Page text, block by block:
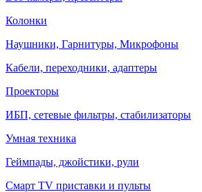
Колонки
Наушники, Гарнитуры, Микрофоны
Кабели, переходники, адаптеры
Проекторы
ИБП, сетевые фильтры, стабилизаторы
Умная техника
Геймпады, джойстики, рули
Смарт TV приставки и пульты